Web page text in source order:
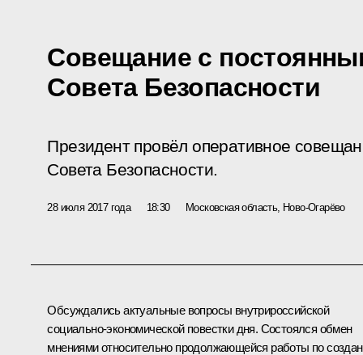
Совещание с
Совета Безопасности
Президент провёл оперативное
Совета Безопасности.
28 июля 2017 года 18:30 Московская область, Ново-Огарёво
Обсуждались актуальные вопросы внутрироссийской
социально-экономической повестки дня. Состоялся обмен
мнениями относительно продолжающейся работы по